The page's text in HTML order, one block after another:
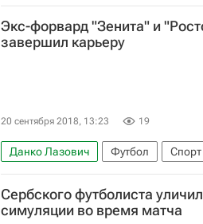
Экс-форвард "Зенита" и
завершил карьеру
20 сентября 2018, 13:23 19
Данко Лазович Футбол Спорт
Сербского футболиста
симуляции во время матча